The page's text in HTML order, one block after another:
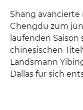
Shang
Chengdu zum
laufenden
chinesischen
Landsmann
Dallas für sich